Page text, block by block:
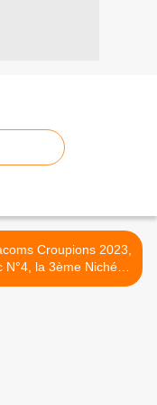
Croupions 2023,
N°4, la 3ème Nichée
suite. >